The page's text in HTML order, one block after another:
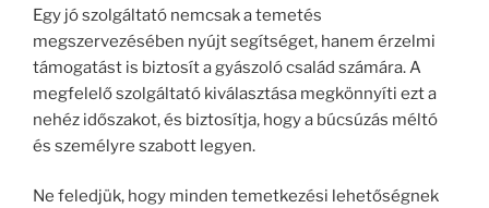
Egy jó szolgáltató nemcsak a temetés
megszervezésében nyújt segítséget, hanem érzelmi
támogatást is biztosít a gyászoló család számára. A
megfelelő szolgáltató kiválasztása megkönnyíti ezt a
nehéz időszakot, és biztosítja, hogy a búcsúzás méltó
és személyre szabott legyen.
Ne feledjük, hogy minden temetkezési lehetőségnek